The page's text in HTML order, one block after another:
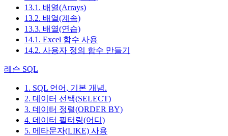
13.1. 배열(Arrays)
13.2. 배열(계속)
13.3. 배열(연습)
14.1. Excel 함수 사용
14.2. 사용자 정의 함수 만들기
레슨 SQL
1. SQL 언어, 기본 개념.
2. 데이터 선택(SELECT)
3. 데이터 정렬(ORDER BY)
4. 데이터 필터링(어디)
5. 메타문자(LIKE) 사용